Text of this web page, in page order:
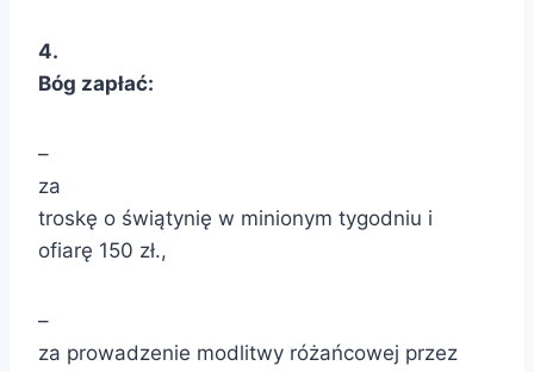
4.
Bóg zapłać:
–
za
troskę o świątynię w minionym tygodniu i
ofiarę 150 zł.,
–
za prowadzenie modlitwy różańcowej przez